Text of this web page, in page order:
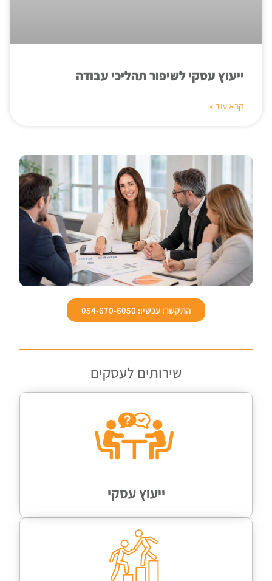
ייעוץ עסקי לשיפור תהליכי עבודה
קרא עוד »
התקשרו עכשיו: 054-670-6050
שירותים לעסקים
ייעוץ עסקי